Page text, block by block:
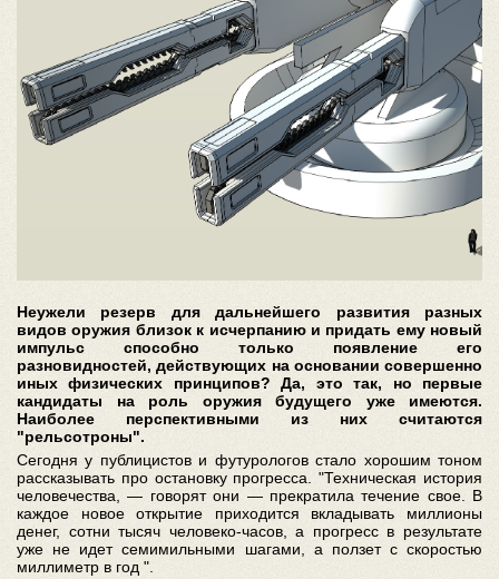
Неужели резерв для дальнейшего развития разных
видов оружия близок к исчерпанию и придать ему новый
импульс способно только появление его
разновидностей, действующих на основании совершенно
иных физических принципов? Да, это так, но первые
кандидаты на роль оружия будущего уже имеются.
Наиболее перспективными из них считаются
"рельсотроны".
Сегодня у публицистов и футурологов стало хорошим тоном
рассказывать про остановку прогресса. "Техническая история
человечества, — говорят они — прекратила течение свое. В
каждое новое открытие приходится вкладывать миллионы
денег, сотни тысяч человеко-часов, а прогресс в результате
уже не идет семимильными шагами, а ползет с скоростью
миллиметр в год ".